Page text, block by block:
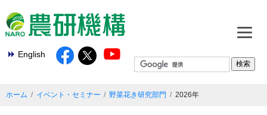
English
ホーム イベント・セミナー 野菜花き研究部門 2026年